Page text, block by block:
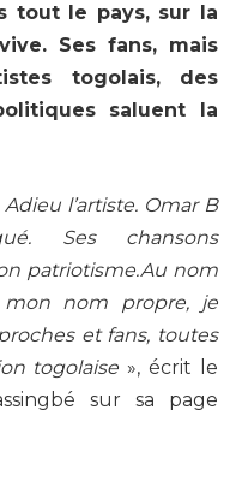
tout le pays, sur la
Ses fans, mais
togolais, des
saluent la
l’artiste. Omar B
Ses chansons
patriotisme.Au nom
nom propre, je
et fans, toutes
togolaise », écrit le
sur sa page